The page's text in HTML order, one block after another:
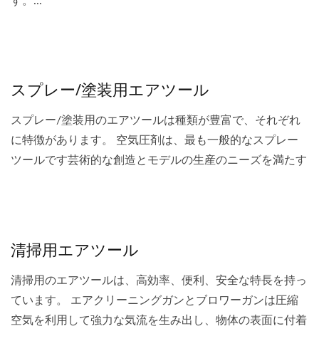
スプレー/塗装用エアツール
スプレー/塗装用のエアツールは種類が豊富で、それぞれ
に特徴があります。 空気圧剤は、最も一般的なスプレー
ツールです芸術的な創造とモデルの生産のニーズを満たす
清掃用エアツール
清掃用のエアツールは、高効率、便利、安全な特長を持っ
ています。 エアクリーニングガンとブロワーガンは圧縮
空気を利用して強力な気流を生み出し、物体の表面に付着